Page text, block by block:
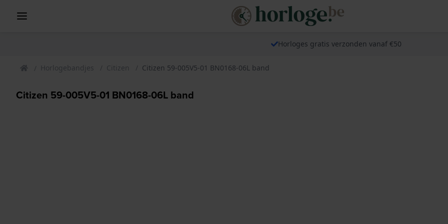
Horloges gratis verzonden vanaf €50
Horlogebandjes Citizen Citizen 59-005V5-01 BN0168-06L band
Citizen 59-005V5-01 BN0168-06L band